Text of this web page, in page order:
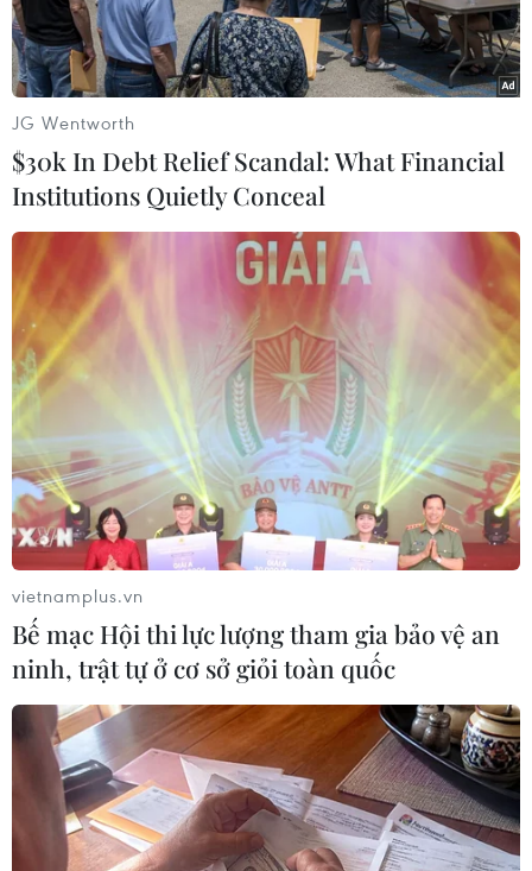
Tiền vệ Nguyễn Tuấn Anh là một trong những trụ cột của Đội
tuyển Quốc gia được gọi để chuẩn bị cho trận giao hữu gặp
Đội tuyển Palestine vào ngày 11/9 tới. (Ảnh: Việt Anh/Vietnam+)
Trung vệ Quế Ngọc Hải tiếp tục đảm nhận vai trò thủ lĩnh ở Đội
tuyển Quốc gia. (Ảnh: Việt Anh/Vietnam+)
JG Wentworth
$30k In Debt Relief Scandal: What Financial
Institutions Quietly Conceal
vietnamplus.vn
Bế mạc Hội thi lực lượng tham gia bảo vệ an
ninh, trật tự ở cơ sở giỏi toàn quốc